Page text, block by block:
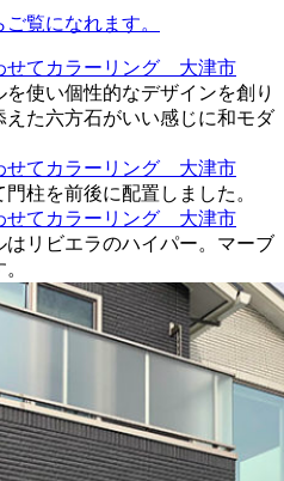
覧になれます。
使い個性的なデザインを創り
た六方石がいい感じに和モダ
柱を前後に配置しました。
リビエラのハイパー。マーブ